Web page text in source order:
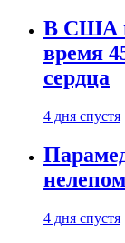
В США
время
сердца
4 дня спустя
4 дня спустя